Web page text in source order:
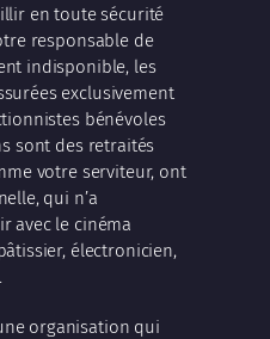
en toute sécurité
responsable de
indisponible, les
exclusivement
bénévoles
sont des retraités
votre serviteur, ont
qui n’a
avec le cinéma
électronicien,
organisation qui